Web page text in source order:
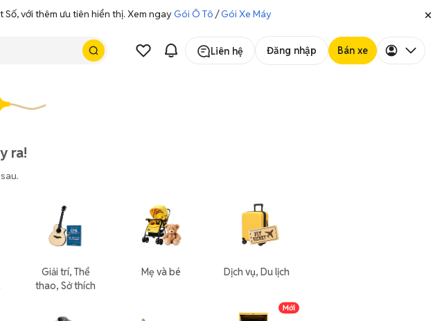
Số, với thêm ưu tiên hiển thị. Xem ngayGói Ô Tô /Gói Xe Máy
Liên hệ Đăng nhập Bán xe
ra!
Giải trí, Thể
thao, Sở thích
Mẹ và bé Dịch vụ, Du lịch